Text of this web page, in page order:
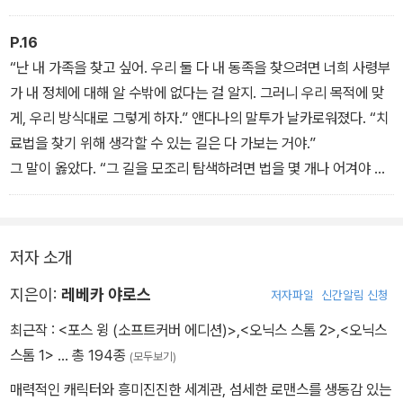
과 가족, 친구, 집을 구하기 위해, 그리고 금기에 손을 댄 제이든을 남
몰래 치료하기 위해, 바이올렛과 그녀의 드래곤들은 불타고 생명이
고갈된 땅을 넘어 함께 베닌에 대적할 동맹국을 찾아 나서는데…. 과
연 바이올렛은 새로운 희망을 발견할 수 있을까?
말 거야.” 지난 18개월간 잘 배운 교훈이다. 술에 취한 게 확실한 보병
생도들 옆을 지나친 나는 흐릿한 어둠의 기운을 찾으면서 의무실의
연장이 되어버린 복도를 가로질렀다. 이 구역은 아무 피해를 입지 않
았는데도 유황과 재 냄새가 풍겼다.
“너희 어머니가 오래오래 기억되기를! 바스지아스의 불꽃, 소른게일
장군님을 위하여!” 3학년 생도 누군가가 외쳤고, 나는 뱃속이 꼬이는
기분으로 대꾸 없이 걸음을 재촉했다.
P.16
“난 내 가족을 찾고 싶어. 우리 둘 다 내 동족을 찾으려면 너희 사령부
가 내 정체에 대해 알 수밖에 없다는 걸 알지. 그러니 우리 목적에 맞
게, 우리 방식대로 그렇게 하자.” 앤다나의 말투가 날카로워졌다. “치
료법을 찾기 위해 생각할 수 있는 길은 다 가보는 거야.”
그 말이 옳았다. “그 길을 모조리 탐색하려면 법을 몇 개나 어겨야 할
수도 있어.”
너도 인간의 법에 따를 필요 없어.”
“반항적인 청소년이라니까.”
저자 소개
지은이: 레베카 야로스 저자파일 신간알림 신청
최근작 : <포스 윙 (소프트커버 에디션)> <오닉스 스톰 2> <오닉스
스톰 1> … 총 194종 (모두보기)
매력적인 캐릭터와 흥미진진한 세계관, 섬세한 로맨스를 생동감 있는